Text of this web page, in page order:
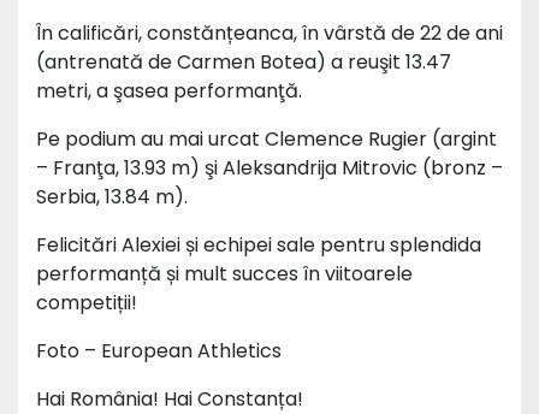
În calificări, constănțeanca, în vârstă de 22 de ani
(antrenată de Carmen Botea) a reuşit 13.47
metri, a şasea performanţă.
Pe podium au mai urcat Clemence Rugier (argint
– Franţa, 13.93 m) şi Aleksandrija Mitrovic (bronz –
Serbia, 13.84 m).
Felicitări Alexiei și echipei sale pentru splendida
performanță și mult succes în viitoarele
competiții!
Foto – European Athletics
Hai România! Hai Constanța!